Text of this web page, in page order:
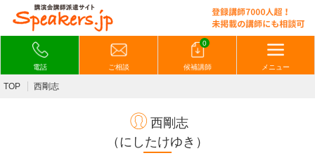
電話 ご相談
0
候補講師 メニュー
TOP 西剛志
西剛志
（にしたけゆき）